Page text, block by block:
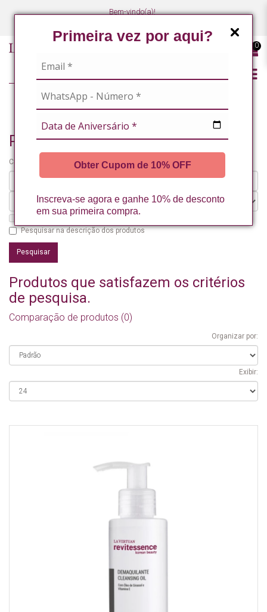
Primeira vez por aqui?
Obter Cupom de 10% OFF
Inscreva-se agora e ganhe 10% de desconto
em sua primeira compra.
Bem-vindo(a)!
0
Pesquisando por
Critérios da pesquisa:
Pesquisar nos subdepartamentos
Pesquisar na descrição dos produtos
Produtos que satisfazem os critérios
de pesquisa.
Comparação de produtos (0)
Organizar por:
Exibir: